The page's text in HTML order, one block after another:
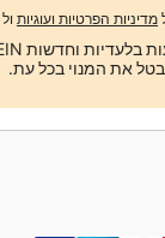
מדיניות הפרטיות ועוגיות ול